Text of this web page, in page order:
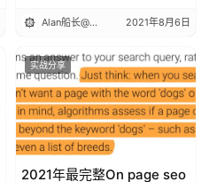
Alan船长@出海笔记 2021年8月6日
实战分享
2021年最完整On page seo